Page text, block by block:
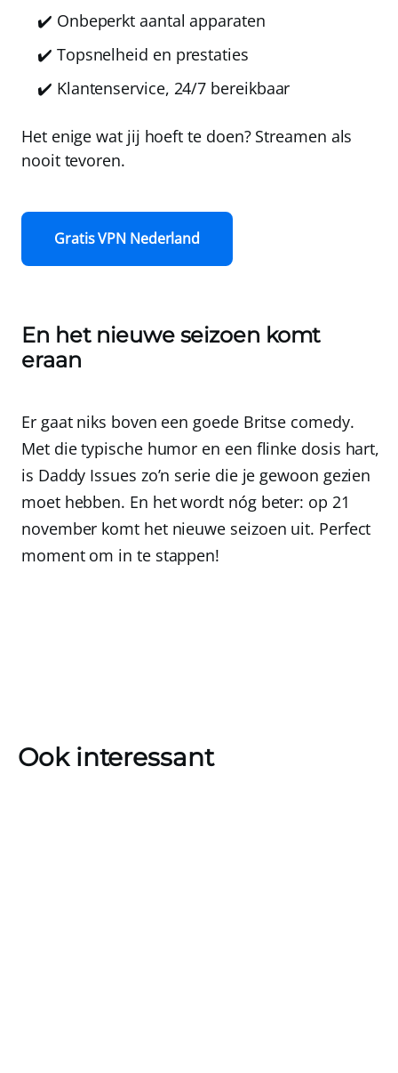
✔️ Onbeperkt aantal apparaten
✔️ Topsnelheid en prestaties
✔️ Klantenservice, 24/7 bereikbaar
Het enige wat jij hoeft te doen? Streamen als
nooit tevoren.
Gratis VPN Nederland
En het nieuwe seizoen komt
eraan
Er gaat niks boven een goede Britse comedy.
Met die typische humor en een flinke dosis hart,
is Daddy Issues zo’n serie die je gewoon gezien
moet hebben. En het wordt nóg beter: op 21
november komt het nieuwe seizoen uit. Perfect
moment om in te stappen!
Ook interessant